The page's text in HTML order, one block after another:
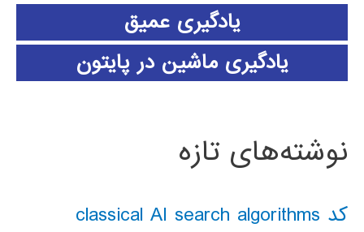
یادگیری عمیق
یادگیری ماشین در پایتون
نوشته‌های تازه
کد classical AI search algorithms